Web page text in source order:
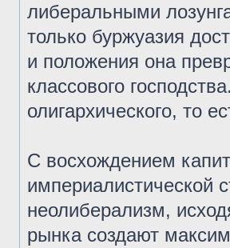
либеральными
только буржуазия
и положения она
классового
олигархического, то
С восхождением
империалистической
неолиберализм,
рынка создают